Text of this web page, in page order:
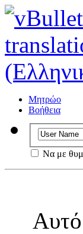
Μητρώο
Βοήθεια
Να με